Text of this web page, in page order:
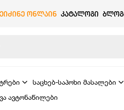
ᲝᲜᲚᲐᲘᲜ ᲙᲐᲢᲐᲚᲝᲒᲘ
საცხებ-საპოხი მასალები
ავტონაწილები